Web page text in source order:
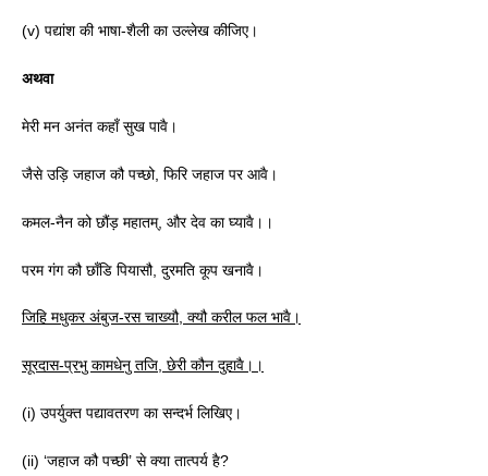
(v) पद्यांश की भाषा-शैली का उल्लेख कीजिए।
अथवा
मेरी मन अनंत कहाँ सुख पावै।
जैसे उड़ि जहाज कौ पच्छो, फिरि जहाज पर आवै।
कमल-नैन को छौंड़ महातम्, और देव का घ्यावै।।
परम गंग कौ छाँडि पियासौ, दुरमति कूप खनावै।
जिहि मधुकर अंबुज-रस चाख्यौ, क्यौ करील फल भावै।
सूरदास-प्रभु कामधेनु तजि, छेरी कौन दुहावै।।
(i) उपर्युक्त पद्यावतरण का सन्दर्भ लिखिए।
(ii) ‘जहाज कौ पच्छी’ से क्या तात्पर्य है?